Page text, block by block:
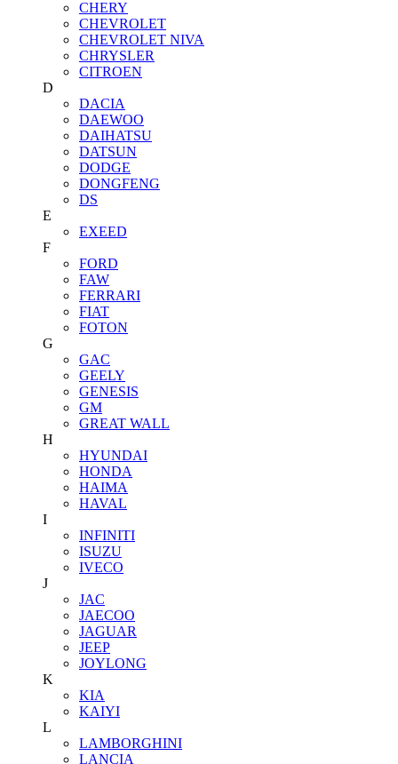
CHERY
CHEVROLET
CHEVROLET NIVA
CHRYSLER
CITROEN
D
DACIA
DAEWOO
DAIHATSU
DATSUN
DODGE
DONGFENG
DS
E
EXEED
F
FORD
FAW
FERRARI
FIAT
FOTON
G
GAC
GEELY
GENESIS
GM
GREAT WALL
H
HYUNDAI
HONDA
HAIMA
HAVAL
I
INFINITI
ISUZU
IVECO
J
JAC
JAECOO
JAGUAR
JEEP
JOYLONG
K
KIA
KAIYI
L
LAMBORGHINI
LANCIA